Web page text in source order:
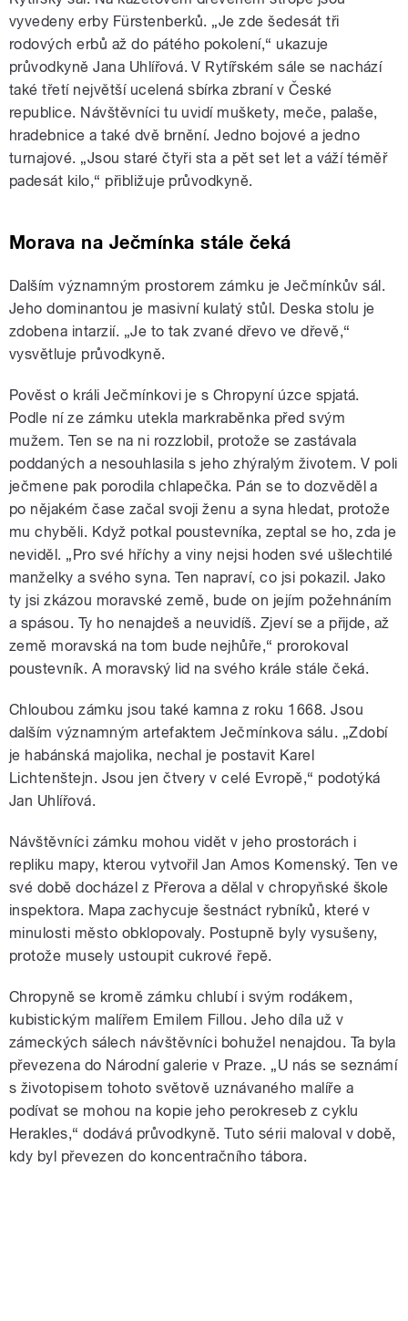
vyvedeny erby Fürstenberků. „Je zde šedesát tři
rodových erbů až do pátého pokolení,“ ukazuje
průvodkyně Jana Uhlířová. V Rytířském sále se nachází
také třetí největší ucelená sbírka zbraní v České
republice. Návštěvníci tu uvidí muškety, meče, palaše,
hradebnice a také dvě brnění. Jedno bojové a jedno
turnajové. „Jsou staré čtyři sta a pět set let a váží téměř
padesát kilo,“ přibližuje průvodkyně.
Morava na Ječmínka stále čeká
Dalším významným prostorem zámku je Ječmínkův sál.
Jeho dominantou je masivní kulatý stůl. Deska stolu je
zdobena intarzií. „Je to tak zvané dřevo ve dřevě,“
vysvětluje průvodkyně.
Pověst o králi Ječmínkovi je s Chropyní úzce spjatá.
Podle ní ze zámku utekla markraběnka před svým
mužem. Ten se na ni rozzlobil, protože se zastávala
poddaných a nesouhlasila s jeho zhýralým životem. V poli
ječmene pak porodila chlapečka. Pán se to dozvěděl a
po nějakém čase začal svoji ženu a syna hledat, protože
mu chyběli. Když potkal poustevníka, zeptal se ho, zda je
neviděl. „Pro své hříchy a viny nejsi hoden své ušlechtilé
manželky a svého syna. Ten napraví, co jsi pokazil. Jako
ty jsi zkázou moravské země, bude on jejím požehnáním
a spásou. Ty ho nenajdeš a neuvidíš. Zjeví se a přijde, až
země moravská na tom bude nejhůře,“ prorokoval
poustevník. A moravský lid na svého krále stále čeká.
Chloubou zámku jsou také kamna z roku 1668. Jsou
dalším významným artefaktem Ječmínkova sálu. „Zdobí
je habánská majolika, nechal je postavit Karel
Lichtenštejn. Jsou jen čtvery v celé Evropě,“ podotýká
Jan Uhlířová.
Návštěvníci zámku mohou vidět v jeho prostorách i
repliku mapy, kterou vytvořil Jan Amos Komenský. Ten ve
své době docházel z Přerova a dělal v chropyňské škole
inspektora. Mapa zachycuje šestnáct rybníků, které v
minulosti město obklopovaly. Postupně byly vysušeny,
protože musely ustoupit cukrové řepě.
Chropyně se kromě zámku chlubí i svým rodákem,
kubistickým malířem Emilem Fillou. Jeho díla už v
zámeckých sálech návštěvníci bohužel nenajdou. Ta byla
převezena do Národní galerie v Praze. „U nás se seznámí
s životopisem tohoto světově uznávaného malíře a
podívat se mohou na kopie jeho perokreseb z cyklu
Herakles,“ dodává průvodkyně. Tuto sérii maloval v době,
kdy byl převezen do koncentračního tábora.